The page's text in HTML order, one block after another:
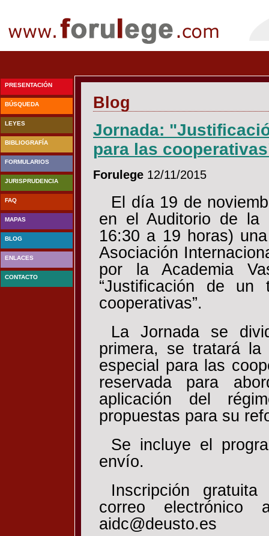
Blog
Jornada:
para las
Forulege 12/11/2015
El día 19 de
en el Auditorio de la
16:30 a 19 horas)
Asociación
por la Academia
“Justificación de un
cooperativas”.
La Jornada se
primera, se tratará la
especial para las
reservada para
aplicación del
propuestas para su
Se incluye el
envío.
Inscripción
correo electrónico
aidc@deusto.es
PRESENTACIÓN
BÚSQUEDA
LEYES
BIBLIOGRAFÍA
FORMULARIOS
JURISPRUDENCIA
FAQ
MAPAS
BLOG
ENLACES
CONTACTO